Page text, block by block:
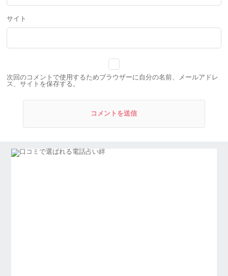
サイト
次回のコメントで使用するためブラウザーに自分の名前、メールアドレ
ス、サイトを保存する。